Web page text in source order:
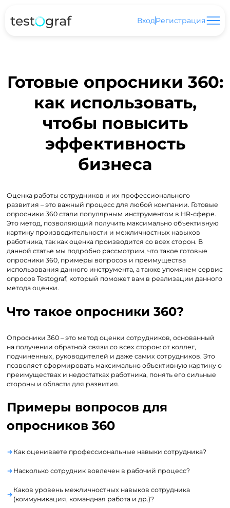
ВходРегистрация
Готовые опросники 360:
как использовать,
чтобы повысить
эффективность
бизнеса
Оценка работы сотрудников и их профессионального
развития – это важный процесс для любой компании. Готовые
опросники 360 стали популярным инструментом в HR-сфере.
Это метод, позволяющий получить максимально объективную
картину производительности и межличностных навыков
работника, так как оценка производится со всех сторон. В
данной статье мы подробно рассмотрим, что такое готовые
опросники 360, примеры вопросов и преимущества
использования данного инструмента, а также упомянем сервис
опросов Testograf, который поможет вам в реализации данного
метода оценки.
Что такое опросники 360?
Опросники 360 – это метод оценки сотрудников, основанный
на получении обратной связи со всех сторон: от коллег,
подчиненных, руководителей и даже самих сотрудников. Это
позволяет сформировать максимально объективную картину о
преимуществах и недостатках работника, понять его сильные
стороны и области для развития.
Примеры вопросов для
опросников 360
Как оцениваете профессиональные навыки сотрудника?
Насколько сотрудник вовлечен в рабочий процесс?
Каков уровень межличностных навыков сотрудника
(коммуникация, командная работа и др.)?